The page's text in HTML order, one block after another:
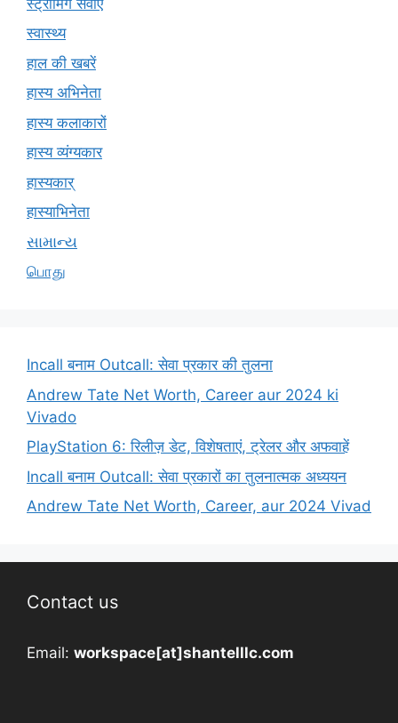
स्वास्थ्य
हाल की खबरें
हास्य अभिनेता
हास्य कलाकारों
हास्य व्यंग्यकार
हास्यकार्
हास्याभिनेता
સામાન્ય
பொது
Incall बनाम Outcall: सेवा प्रकार की तुलना
Andrew Tate Net Worth, Career aur 2024 ki
Vivado
PlayStation 6: रिलीज़ डेट, विशेषताएं, ट्रेलर और अफवाहें
Incall बनाम Outcall: सेवा प्रकारों का तुलनात्मक अध्ययन
Andrew Tate Net Worth, Career, aur 2024 Vivad
Contact us
Email: workspace[at]shantelllc.com